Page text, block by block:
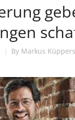
By Markus Küppers